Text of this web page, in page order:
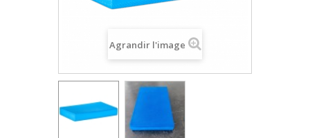
Agrandir l'image